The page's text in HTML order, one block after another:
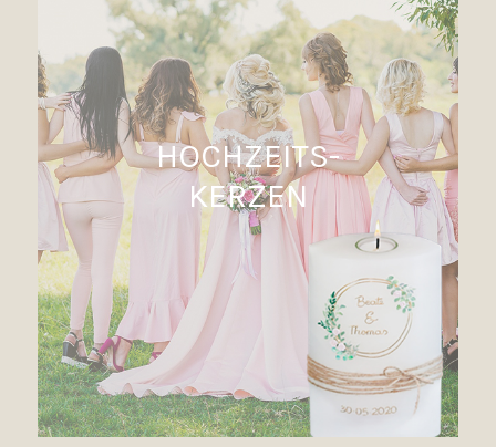
HOCHZEITS-
KERZEN